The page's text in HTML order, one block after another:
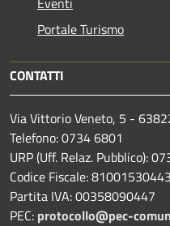
Portale Turismo
CONTATTI
Via Vittorio Veneto, 5 -
Telefono: 0734 6801
URP (Uff. Relaz. Pubblico):
Codice Fiscale: 81001530443
Partita IVA: 00358090447
PEC: protocollo@pec-